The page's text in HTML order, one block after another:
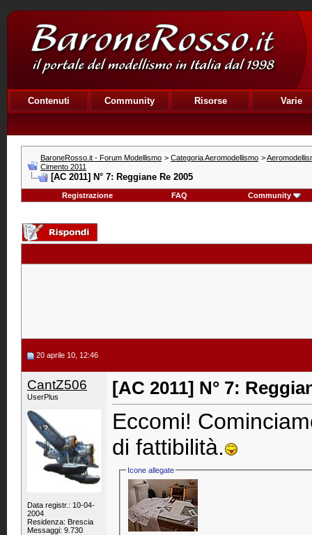
Contenuti Community Risorse Varie
BaroneRosso.it - Forum Modellismo > Categoria Aeromodellismo >
Cimento 2011
[AC 2011] N° 7: Reggiane Re 2005
Registrazione FAQ Community
20 aprile 10, 12:46
CantZ506
UserPlus
Data registr.: 10-04-
2004
Residenza: Brescia
Messaggi: 9.730
[AC 2011] N° 7:
Eccomi!
di fattibilità.
Icone allegate